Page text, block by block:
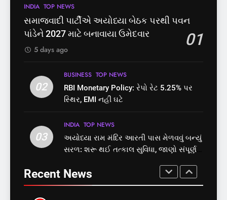
8
શું તમારું મધ કે ઘી ખરેખર શુદ્ધ
છે? FSSAIએ ડાબરના દાવાઓની
1
સમાજવાદી પાર્ટીએ અયોધ્યા
બેઠક પરથી પવન પાંડેને 2027
2
RBI Monetary Policy: રેપો રેટ
5.25% પર સ્થિર, EMI નહીં ઘટે
INDIA TOP NEWS
સમાજવાદી પાર્ટીએ અયોધ્યા બેઠક પરથી પવન
પાંડેને 2027 માટે બનાવાયા ઉમેદવાર
01
5 days ago
02
BUSINESS TOP NEWS
RBI Monetary Policy: રેપો રેટ 5.25% પર
સ્થિર, EMI નહીં ઘટે
03
INDIA TOP NEWS
અયોધ્યા રામ મંદિર આરતી પાસ મેળવવું બન્યું
સરળ: શરૂ થઈ તત્કાલ સુવિધા, જાણો સંપૂર્ણ
Recent News
7
રાજ્યસભામાં ‘જન્મ અને મૃત્યુ
નોંધણી બિલ2026’ ધ્વનિમતથી
શું તમારું મધ કે ઘી ખરેખર શુદ્ધ
છે? FSSAIએ ડાબરના દાવાઓની
1
સમાજવાદી પાર્ટીએ અયોધ્યા
બેઠક પરથી પવન પાંડેને 2027
માટે બનાવાયા ઉમેદવાર